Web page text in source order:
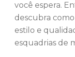
você espera.
descubra
estilo e
esquadrias de